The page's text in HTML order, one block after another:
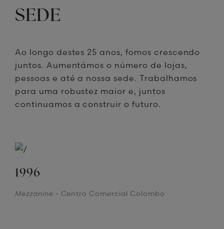
SEDE
Ao longo destes 25 anos, fomos crescendo
juntos. Aumentámos o número de lojas,
pessoas e até a nossa sede. Trabalhamos
para uma robustez maior e, juntos
continuamos a construir o futuro.
1996
Mezzanine - Centro Comercial Colombo